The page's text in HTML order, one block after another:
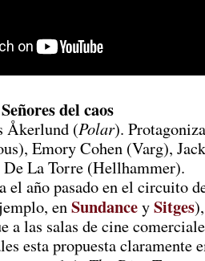
del caos
Åkerlund (Polar).
Emory Cohen (Varg),
La Torre (Hellhammer).
el año pasado en el circuito
enSundanceySitges
a las salas de cine
esta propuesta claramente